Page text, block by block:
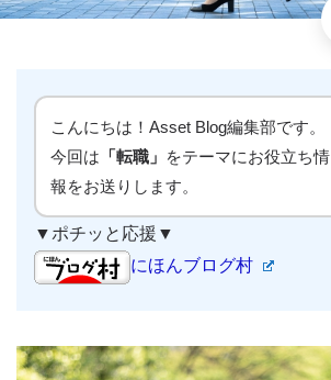
こんにちは！Asset Blog編集部です。
今回は 「転職」 をテーマにお役立ち情
報をお送りします。
▼ポチッと応援▼
にほんブログ村